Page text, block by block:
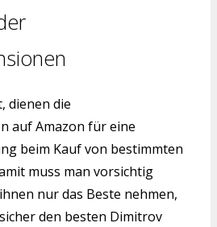
dienen die
auf Amazon für eine
beim Kauf von bestimmten
muss man vorsichtig
nur das Beste nehmen,
den besten Dimitrov